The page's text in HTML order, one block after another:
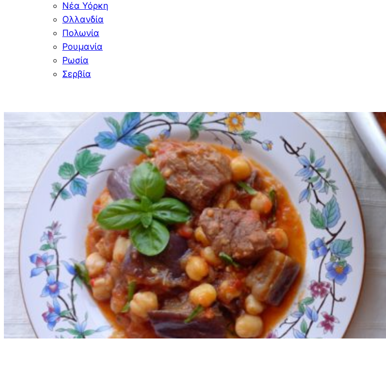
Νέα Υόρκη
Ολλανδία
Πολωνία
Ρουμανία
Ρωσία
Σερβία